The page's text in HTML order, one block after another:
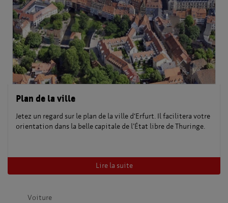
Plan de la ville
Jetez un regard sur le plan de la ville d‘Erfurt. Il facilitera votre
orientation dans la belle capitale de l’État libre de Thuringe.
Lire la suite
Voiture